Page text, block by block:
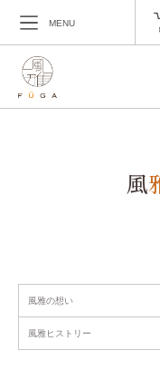
MENU
風
風雅の想い
風雅ヒストリー